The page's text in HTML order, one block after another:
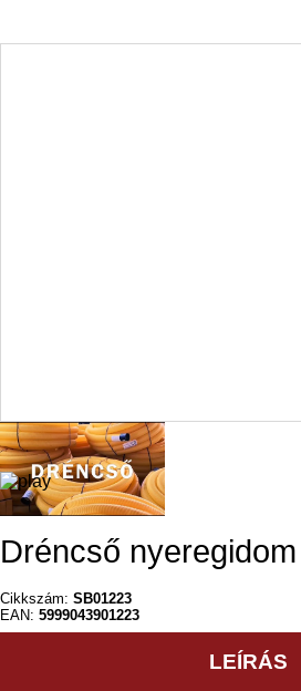
Dréncső
Cikkszám: SB01223
EAN: 5999043901223
LEÍRÁS